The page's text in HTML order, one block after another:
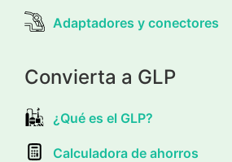
Adaptadores y conectores
Convierta a GLP
¿Qué es el GLP?
Calculadora de ahorros